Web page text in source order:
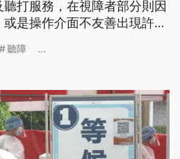
打服務，在視障者部分則因
是操作介面不友善出現許多
協助。
聽障 ...